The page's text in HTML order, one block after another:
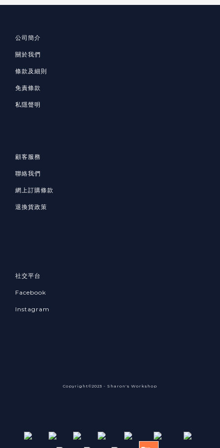
公司簡介
關於我們
條款及細則
免責條款
私隱聲明
顧客服務
聯絡我們
網上訂購條款
退換貨政策
社交平台
Facebook
Instagram
Copyright©2023 - Sharon's Workshop